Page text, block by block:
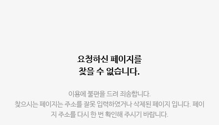
요청하신 페이지를
찾을 수 없습니다.
이용에 불편을 드려 죄송합니다.
찾으시는 페이지는 주소를 잘못 입력하였거나 삭제된 페이지 입니다. 페이
지 주소를 다시 한 번 확인해 주시기 바랍니다.